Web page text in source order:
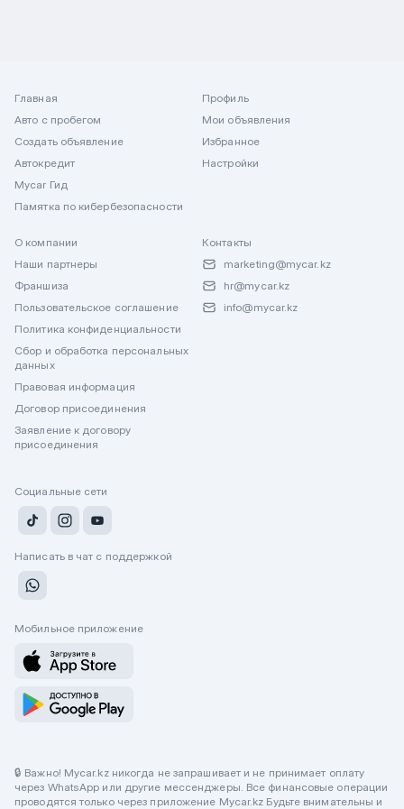
Главная
Авто с пробегом
Создать объявление
Автокредит
Mycar Гид
Памятка по кибербезопасности
Профиль
Мои объявления
Избранное
Настройки
О компании
Наши партнеры
Франшиза
Пользовательское соглашение
Политика конфиденциальности
Сбор и обработка персональных
данных
Правовая информация
Договор присоединения
Заявление к договору
присоединения
Контакты
marketing@mycar.kz
hr@mycar.kz
info@mycar.kz
Социальные сети
Написать в чат с поддержкой
Мобильное приложение
🔒 Важно! Mycar.kz никогда не запрашивает и не принимает оплату
через WhatsApp или другие мессенджеры. Все финансовые операции
проводятся только через приложение Mycar.kz Будьте внимательны и